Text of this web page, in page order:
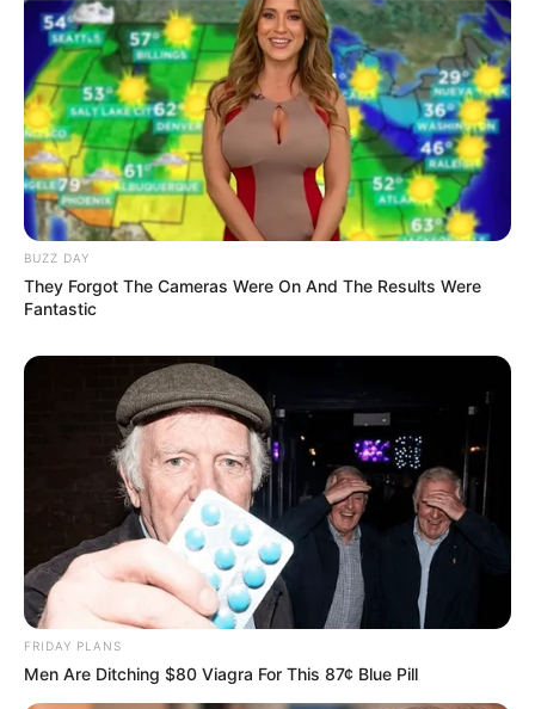
สีมงคล ดูเพิ่มเติม
สีมงคล
แจกตาราง สีมงคลตามราศี 2569 ประจำ
เดือนกรกฎาคม โดย อ.รักษ์ เลขเด็ด
แจกตาราง สีมงคลตามราศี 2569 ประจำ
เดือนมิถุนายน โดย อ.รักษ์ เลขเด็ด
BUZZ DAY
They Forgot The Cameras Were On And The Results Were
Fantastic
FRIDAY PLANS
Men Are Ditching $80 Viagra For This 87¢ Blue Pill